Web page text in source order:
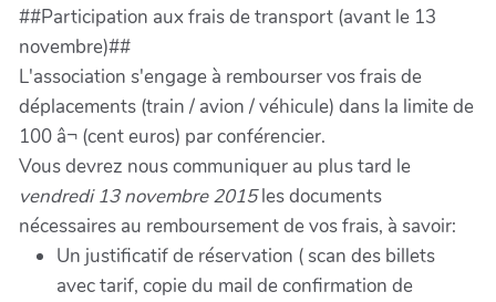
##Participation aux frais de transport (avant le 13
novembre)##
L'association s'engage à rembourser vos frais de
déplacements (train / avion / véhicule) dans la limite de
100 â¬ (cent euros) par conférencier.
Vous devrez nous communiquer au plus tard le
vendredi 13 novembre 2015les documents
nécessaires au remboursement de vos frais, à savoir:
Un justificatif de réservation ( scan des billets
avec tarif, copie du mail de confirmation de